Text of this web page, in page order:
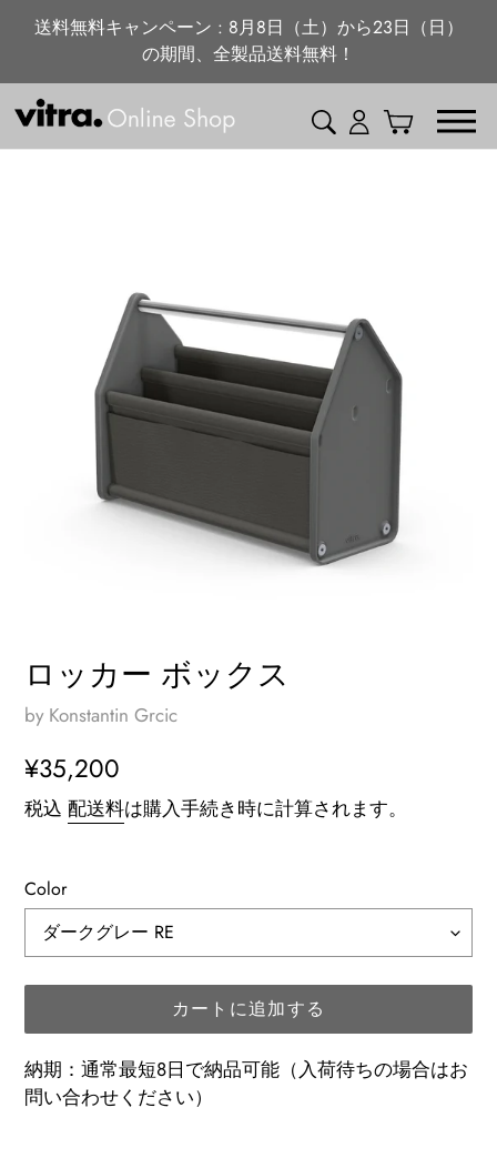
ン
送料無料キャンペーン : 8月8日（土）から23日（日）
の期間、全製品送料無料！
検索 ログインカート
ロッカー ボックス
by Konstantin Grcic
通
常
格
¥35,200
税込 配送料は購入手続き時に計算されます。
Color
カートに追加する
納期：通常最短8日で納品可能（入荷待ちの場合はお
問い合わせください）